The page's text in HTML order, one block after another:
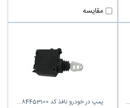
مقایسه
پمپ در خودرو نافذ کد 84453100